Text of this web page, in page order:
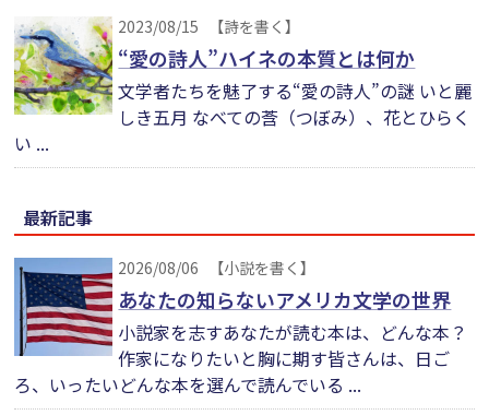
2023/08/15 【詩を書く】
“愛の詩人”ハイネの本質とは何か
文学者たちを魅了する“愛の詩人”の謎 いと麗
しき五月 なべての莟（つぼみ）、花とひらく
い ...
最新記事
2026/08/06 【小説を書く】
あなたの知らないアメリカ文学の世界
小説家を志すあなたが読む本は、どんな本？
作家になりたいと胸に期す皆さんは、日ご
ろ、いったいどんな本を選んで読んでいる ...